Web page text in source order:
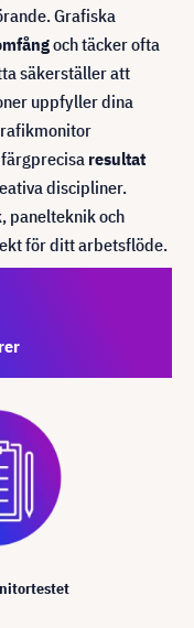
Grafiska
och täcker ofta
säkerställer att
uppfyller dina
resultat
discipliner.
panelteknik och
för ditt arbetsflöde.